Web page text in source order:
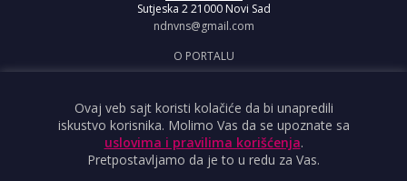
Sutjeska 2 21000 Novi Sad
ndnvns@gmail.com
O PORTALU
OBJAVI VEST
USLOVI KORIŠĆENJA
Ovaj veb sajt koristi kolačiće da bi unapredili
iskustvo korisnika. Molimo Vas da se upoznate sa
uslovima i pravilima korišćenja.
Pretpostavljamo da je to u redu za Vas.